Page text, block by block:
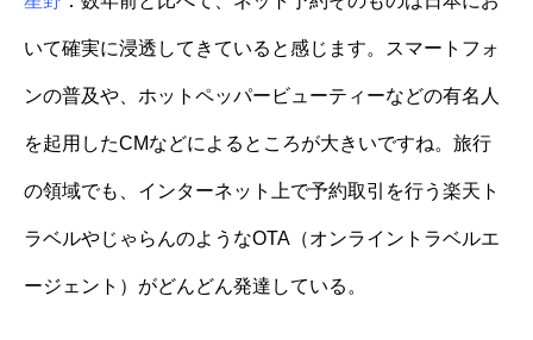
いて確実に浸透してきていると感じます。スマートフォ
ンの普及や、ホットペッパービューティーなどの有名人
を起用したCMなどによるところが大きいですね。旅行
の領域でも、インターネット上で予約取引を行う楽天ト
ラベルやじゃらんのようなOTA（オンライントラベルエ
ージェント）がどんどん発達している。